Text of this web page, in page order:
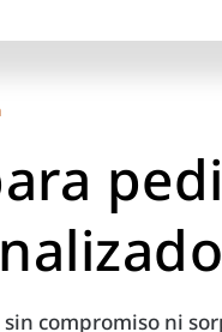
compromiso ni